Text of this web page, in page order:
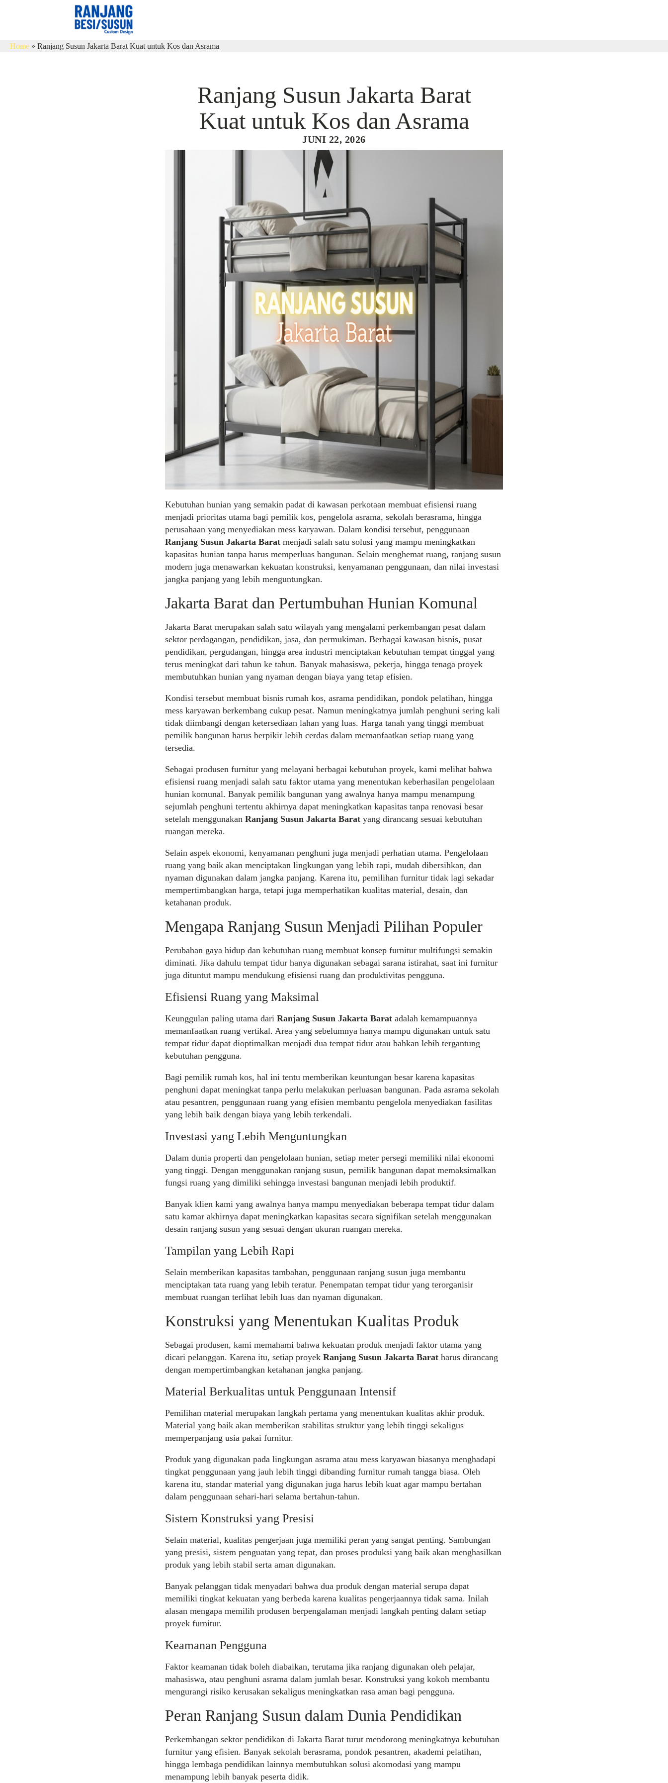
Home » Ranjang Susun Jakarta Barat Kuat untuk Kos dan Asrama
Ranjang Susun Jakarta Barat
Kuat untuk Kos dan Asrama
JUNI 22, 2026
Kebutuhan hunian yang semakin padat di kawasan perkotaan membuat efisiensi ruang
menjadi prioritas utama bagi pemilik kos, pengelola asrama, sekolah berasrama, hingga
perusahaan yang menyediakan mess karyawan. Dalam kondisi tersebut, penggunaan
Ranjang Susun Jakarta Barat menjadi salah satu solusi yang mampu meningkatkan
kapasitas hunian tanpa harus memperluas bangunan. Selain menghemat ruang, ranjang susun
modern juga menawarkan kekuatan konstruksi, kenyamanan penggunaan, dan nilai investasi
jangka panjang yang lebih menguntungkan.
Jakarta Barat dan Pertumbuhan Hunian Komunal
Jakarta Barat merupakan salah satu wilayah yang mengalami perkembangan pesat dalam
sektor perdagangan, pendidikan, jasa, dan permukiman. Berbagai kawasan bisnis, pusat
pendidikan, pergudangan, hingga area industri menciptakan kebutuhan tempat tinggal yang
terus meningkat dari tahun ke tahun. Banyak mahasiswa, pekerja, hingga tenaga proyek
membutuhkan hunian yang nyaman dengan biaya yang tetap efisien.
Kondisi tersebut membuat bisnis rumah kos, asrama pendidikan, pondok pelatihan, hingga
mess karyawan berkembang cukup pesat. Namun meningkatnya jumlah penghuni sering kali
tidak diimbangi dengan ketersediaan lahan yang luas. Harga tanah yang tinggi membuat
pemilik bangunan harus berpikir lebih cerdas dalam memanfaatkan setiap ruang yang
tersedia.
Sebagai produsen furnitur yang melayani berbagai kebutuhan proyek, kami melihat bahwa
efisiensi ruang menjadi salah satu faktor utama yang menentukan keberhasilan pengelolaan
hunian komunal. Banyak pemilik bangunan yang awalnya hanya mampu menampung
sejumlah penghuni tertentu akhirnya dapat meningkatkan kapasitas tanpa renovasi besar
setelah menggunakan Ranjang Susun Jakarta Barat yang dirancang sesuai kebutuhan
ruangan mereka.
Selain aspek ekonomi, kenyamanan penghuni juga menjadi perhatian utama. Pengelolaan
ruang yang baik akan menciptakan lingkungan yang lebih rapi, mudah dibersihkan, dan
nyaman digunakan dalam jangka panjang. Karena itu, pemilihan furnitur tidak lagi sekadar
mempertimbangkan harga, tetapi juga memperhatikan kualitas material, desain, dan
ketahanan produk.
Mengapa Ranjang Susun Menjadi Pilihan Populer
Perubahan gaya hidup dan kebutuhan ruang membuat konsep furnitur multifungsi semakin
diminati. Jika dahulu tempat tidur hanya digunakan sebagai sarana istirahat, saat ini furnitur
juga dituntut mampu mendukung efisiensi ruang dan produktivitas pengguna.
Efisiensi Ruang yang Maksimal
Keunggulan paling utama dari Ranjang Susun Jakarta Barat adalah kemampuannya
memanfaatkan ruang vertikal. Area yang sebelumnya hanya mampu digunakan untuk satu
tempat tidur dapat dioptimalkan menjadi dua tempat tidur atau bahkan lebih tergantung
kebutuhan pengguna.
Bagi pemilik rumah kos, hal ini tentu memberikan keuntungan besar karena kapasitas
penghuni dapat meningkat tanpa perlu melakukan perluasan bangunan. Pada asrama sekolah
atau pesantren, penggunaan ruang yang efisien membantu pengelola menyediakan fasilitas
yang lebih baik dengan biaya yang lebih terkendali.
Investasi yang Lebih Menguntungkan
Dalam dunia properti dan pengelolaan hunian, setiap meter persegi memiliki nilai ekonomi
yang tinggi. Dengan menggunakan ranjang susun, pemilik bangunan dapat memaksimalkan
fungsi ruang yang dimiliki sehingga investasi bangunan menjadi lebih produktif.
Banyak klien kami yang awalnya hanya mampu menyediakan beberapa tempat tidur dalam
satu kamar akhirnya dapat meningkatkan kapasitas secara signifikan setelah menggunakan
desain ranjang susun yang sesuai dengan ukuran ruangan mereka.
Tampilan yang Lebih Rapi
Selain memberikan kapasitas tambahan, penggunaan ranjang susun juga membantu
menciptakan tata ruang yang lebih teratur. Penempatan tempat tidur yang terorganisir
membuat ruangan terlihat lebih luas dan nyaman digunakan.
Konstruksi yang Menentukan Kualitas Produk
Sebagai produsen, kami memahami bahwa kekuatan produk menjadi faktor utama yang
dicari pelanggan. Karena itu, setiap proyek Ranjang Susun Jakarta Barat harus dirancang
dengan mempertimbangkan ketahanan jangka panjang.
Material Berkualitas untuk Penggunaan Intensif
Pemilihan material merupakan langkah pertama yang menentukan kualitas akhir produk.
Material yang baik akan memberikan stabilitas struktur yang lebih tinggi sekaligus
memperpanjang usia pakai furnitur.
Produk yang digunakan pada lingkungan asrama atau mess karyawan biasanya menghadapi
tingkat penggunaan yang jauh lebih tinggi dibanding furnitur rumah tangga biasa. Oleh
karena itu, standar material yang digunakan juga harus lebih kuat agar mampu bertahan
dalam penggunaan sehari-hari selama bertahun-tahun.
Sistem Konstruksi yang Presisi
Selain material, kualitas pengerjaan juga memiliki peran yang sangat penting. Sambungan
yang presisi, sistem penguatan yang tepat, dan proses produksi yang baik akan menghasilkan
produk yang lebih stabil serta aman digunakan.
Banyak pelanggan tidak menyadari bahwa dua produk dengan material serupa dapat
memiliki tingkat kekuatan yang berbeda karena kualitas pengerjaannya tidak sama. Inilah
alasan mengapa memilih produsen berpengalaman menjadi langkah penting dalam setiap
proyek furnitur.
Keamanan Pengguna
Faktor keamanan tidak boleh diabaikan, terutama jika ranjang digunakan oleh pelajar,
mahasiswa, atau penghuni asrama dalam jumlah besar. Konstruksi yang kokoh membantu
mengurangi risiko kerusakan sekaligus meningkatkan rasa aman bagi pengguna.
Peran Ranjang Susun dalam Dunia Pendidikan
Perkembangan sektor pendidikan di Jakarta Barat turut mendorong meningkatnya kebutuhan
furnitur yang efisien. Banyak sekolah berasrama, pondok pesantren, akademi pelatihan,
hingga lembaga pendidikan lainnya membutuhkan solusi akomodasi yang mampu
menampung lebih banyak peserta didik.